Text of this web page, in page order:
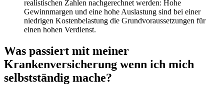
realistischen Zahlen nachgerechnet werden: Hohe
Gewinnmargen und eine hohe Auslastung sind bei einer
niedrigen Kostenbelastung die Grundvoraussetzungen für
einen hohen Verdienst.
Was passiert mit meiner
Krankenversicherung wenn ich mich
selbstständig mache?